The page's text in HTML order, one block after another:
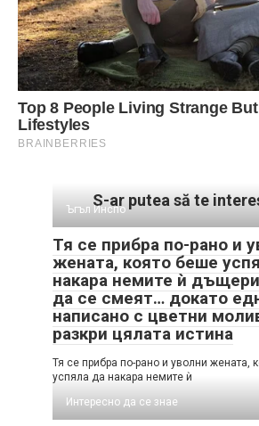
S-ar putea să te
Ъгъл Инспо
Тя се прибра по-рано и
жената, която беше
накара немите ѝ
да се смеят… докато
написано с цветни
разкри цялата истина
Тя се прибра по-рано и уволни жената,
успяла да накара немите ѝ
Интересно да се знае